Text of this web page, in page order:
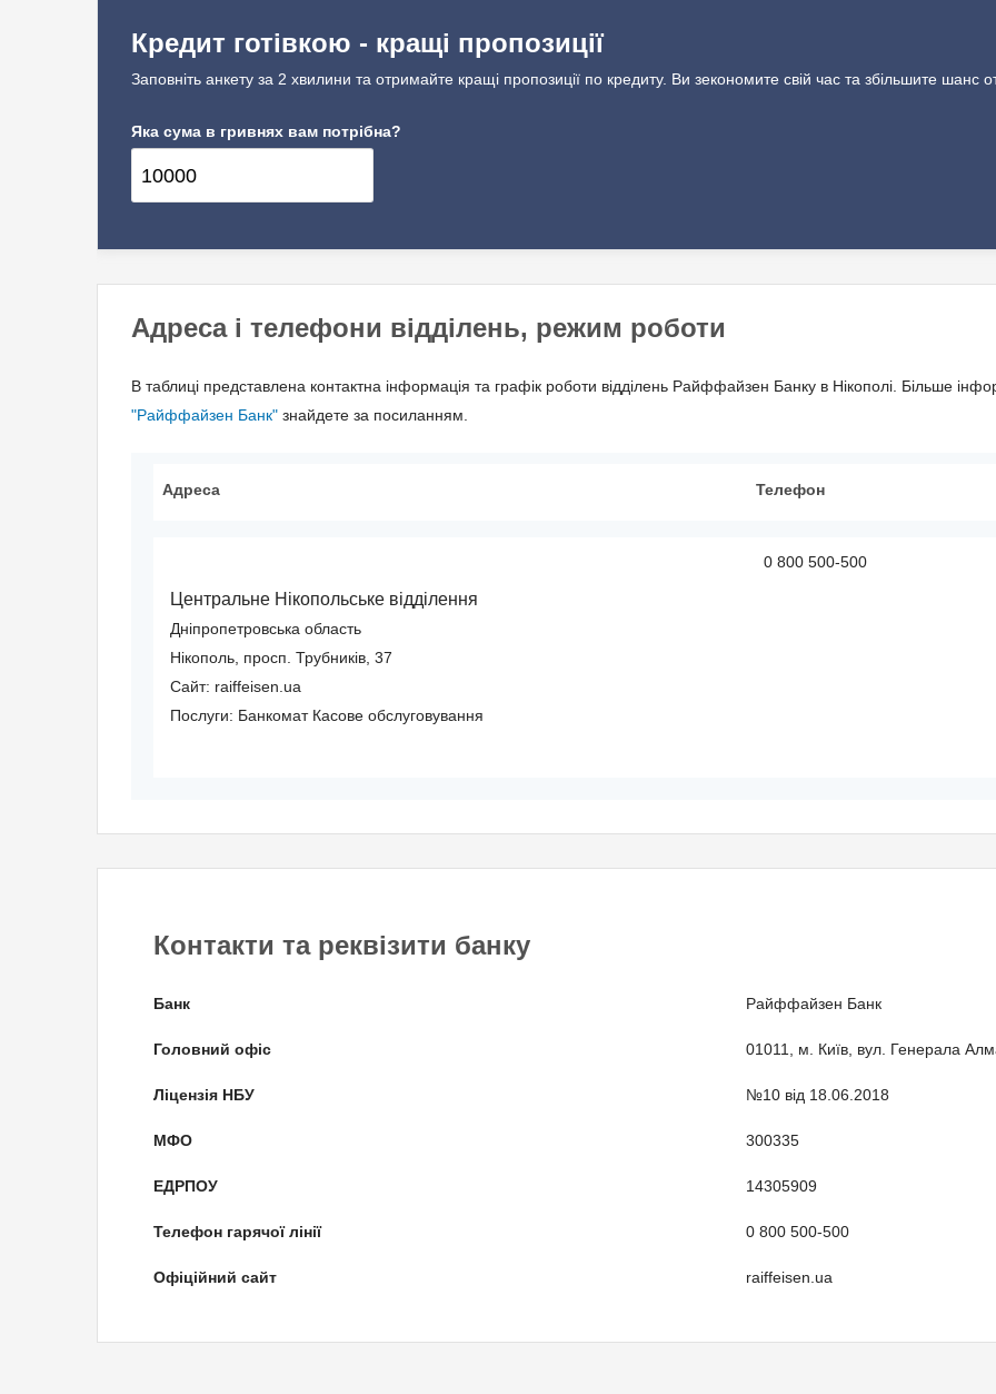
Кредит готівкою - кращі пропозиції
Заповніть анкету за 2 хвилини та отримайте кращі пропозиції по кредиту. Ви зекономите свій час та збільшите шанс
Яка сума в гривнях вам потрібна?
Адреса і телефони відділень, режим роботи
В таблиці представлена контактна інформація та графік роботи відділень Райффайзен Банку в Нікополі. Більше
"Райффайзен Банк" знайдете за посиланням.
Адреса Телефон
Центральне Нікопольське відділення
Дніпропетровська область
Нікополь, просп. Трубників, 37
Сайт: raiffeisen.ua
Послуги: Банкомат Касове обслуговування
0 800 500-500
Контакти та реквізити банку
Банк Райффайзен Банк
Головний офіс 01011, м. Київ, вул. Генерала
Ліцензія НБУ №10 від 18.06.2018
МФО 300335
ЕДРПОУ 14305909
Телефон гарячої лінії 0 800 500-500
Офіційний сайт raiffeisen.ua